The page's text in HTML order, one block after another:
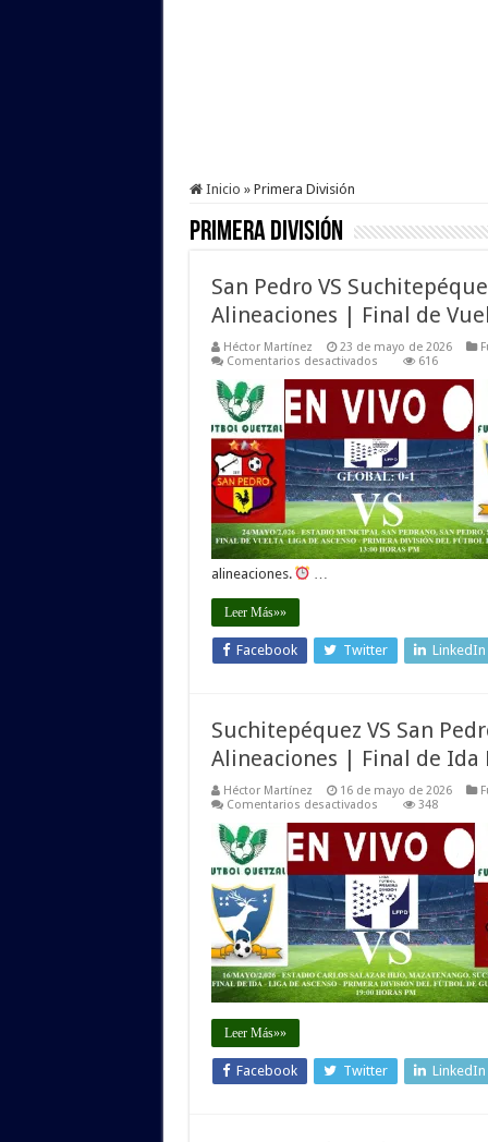
Inicio » Primera División
Primera División
San Pedro VS
Alineaciones | Final de
Héctor Martínez 23 de mayo de 2026
Comentarios desactivadosen
Pedro
VS
Suchitepéquez
VIVO
HOY:
Hora,
Canal
y
Alineaciones
|
Final
de
Guatemala
616
alineaciones.
Leer Más»»
Facebook Twitter LinkedIn
Suchitepéquez VS San
Alineaciones | Final de Ida
Héctor Martínez 16 de mayo de 2026
Comentarios desactivadosen
VS
San
Pedro
EN
VIVO
HOY:
Hora,
Canal
y
Alineaciones
|
Final
de
de
Guatemala
348
Leer Más»»
Facebook Twitter LinkedIn